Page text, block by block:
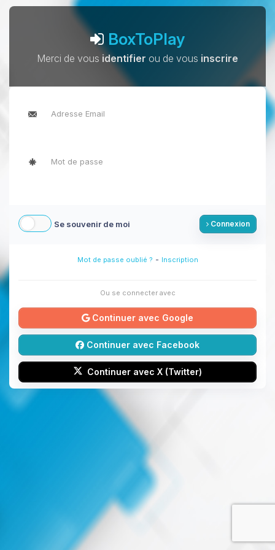
BoxToPlay
Merci de vous identifier ou de vous inscrire
Se souvenir de moi Connexion
Mot de passe oublié ? - Inscription
Ou se connecter avec
Continuer avec Google
Continuer avec Facebook
Continuer avec X (Twitter)